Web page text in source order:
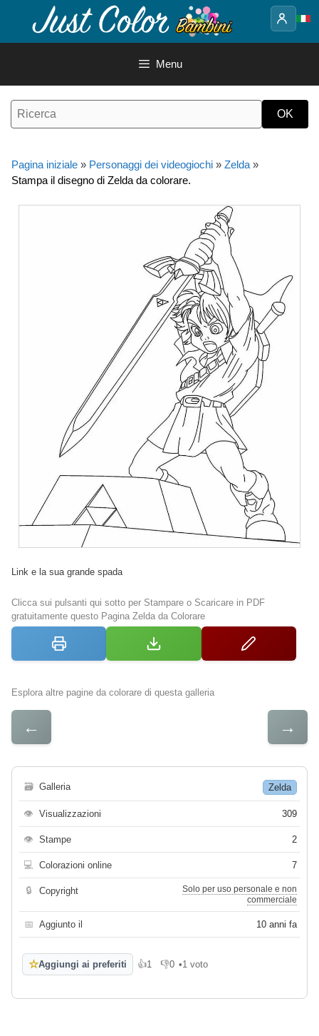
contenuto
Menu
Pagina iniziale » Personaggi dei videogiochi » Zelda »
Stampa il disegno di Zelda da colorare.
Link e la sua grande spada
Clicca sui pulsanti qui sotto per Stampare o Scaricare in PDF
gratuitamente questo Pagina Zelda da Colorare
Esplora altre pagine da colorare di questa galleria
← →
🗃 Galleria Zelda
👁 Visualizzazioni 309
👁 Stampe 2
💻 Colorazioni online 7
🔒 Copyright
Solo per uso personale e non
commerciale
📅 Aggiunto il 10 anni fa
☆Aggiungi ai preferiti 👍1
Mi piace
👎0
Non mi piace
•1 voto